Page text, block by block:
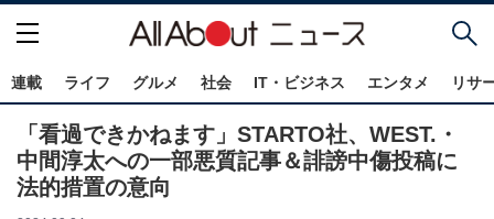
連載 ライフ グルメ 社会 IT・ビジネス エンタメ リサ
「看過できかねます」STARTO社、WEST.・
中間淳太への一部悪質記事＆誹謗中傷投稿に
法的措置の意向